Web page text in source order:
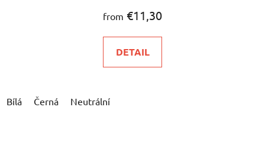
from €11,30
DETAIL
Bílá Černá Neutrální